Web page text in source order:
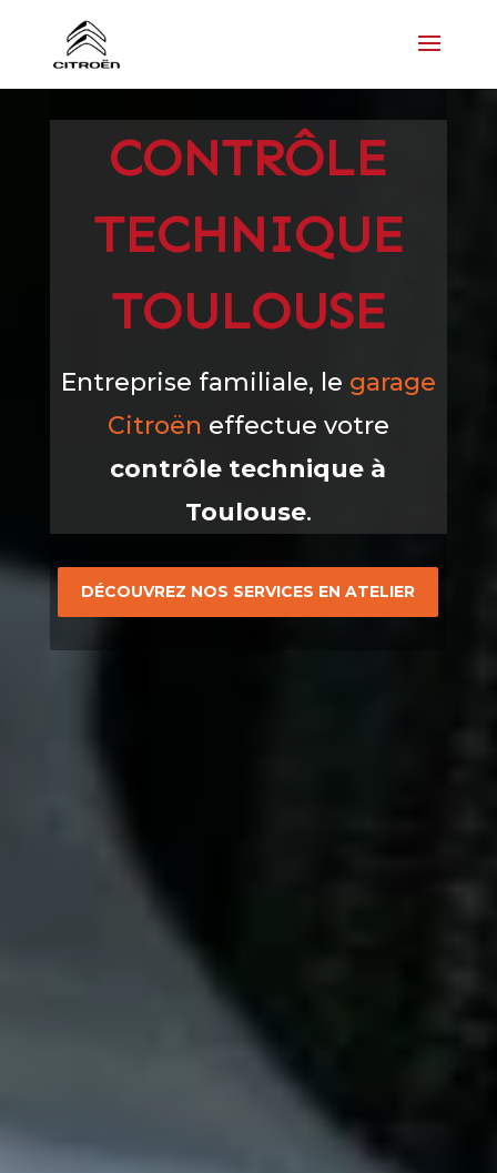
CONTRÔLE
TECHNIQUE
TOULOUSE
Entreprise familiale, le garage
Citroën effectue votre
contrôle technique à
Toulouse.
DÉCOUVREZ NOS SERVICES EN ATELIER